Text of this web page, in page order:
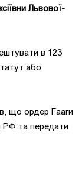
Львової-
в 123
або
що ордер Гааги
РФ та передати